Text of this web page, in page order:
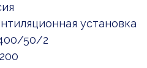
установка
50/2